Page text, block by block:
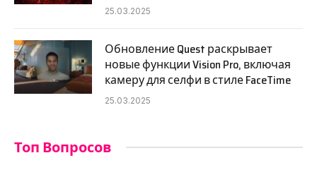
25.03.2025
Обновление Quest раскрывает
новые функции Vision Pro, включая
камеру для селфи в стиле FaceTime
25.03.2025
Топ Вопросов